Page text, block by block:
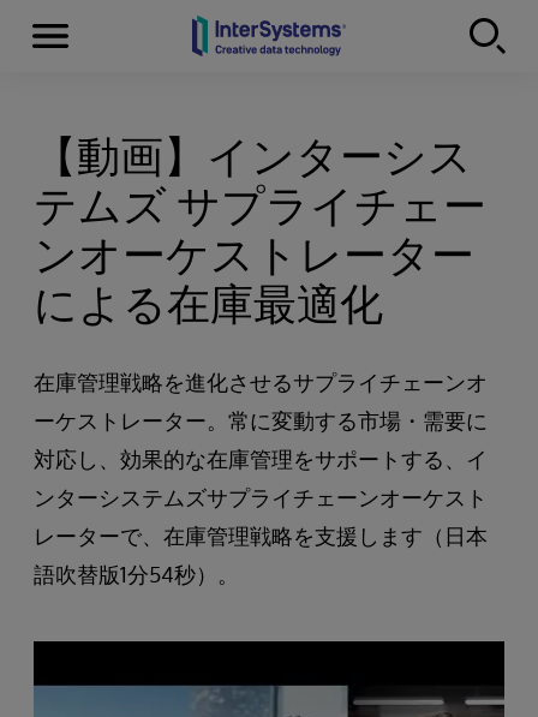
Skip to content
Menu
【動画】インターシス
テムズ サプライチェー
ンオーケストレーター
による在庫最適化
在庫管理戦略を進化させるサプライチェーンオ
ーケストレーター。常に変動する市場・需要に
対応し、効果的な在庫管理をサポートする、イ
ンターシステムズサプライチェーンオーケスト
レーターで、在庫管理戦略を支援します（日本
語吹替版1分54秒）。